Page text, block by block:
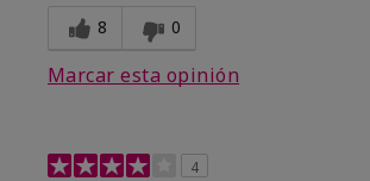
8 0
Marcar esta opinión
4